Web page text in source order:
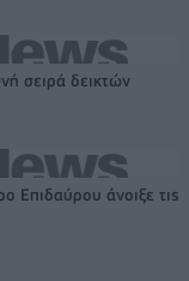
σειρά δεικτών
Επιδαύρου άνοιξε τις